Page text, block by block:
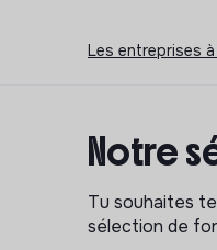
Les entreprises
Notre
Tu souhaites
sélection de